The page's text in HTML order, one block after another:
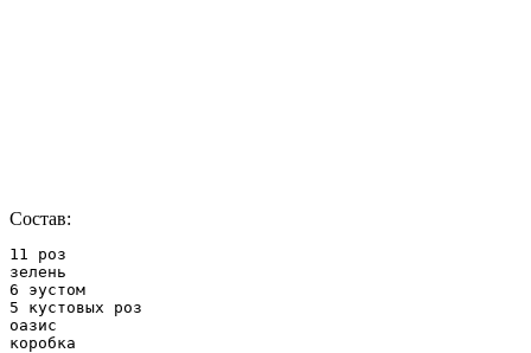
Состав:
11 роз
зелень
6 эустом
5 кустовых роз
оазис
коробка